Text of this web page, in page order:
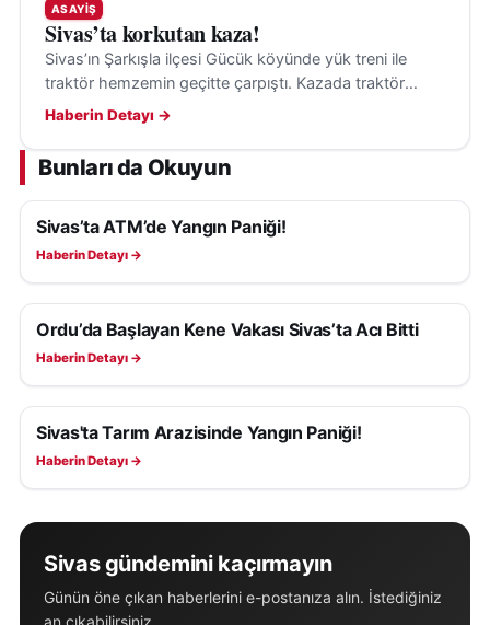
ASAYIŞ
Sivas’ta korkutan kaza!
Sivas’ın Şarkışla ilçesi Gücük köyünde yük treni ile
traktör hemzemin geçitte çarpıştı. Kazada traktör
sürücüsü yaralandı, olayla ilgili inceleme başlatıldı.
Haberin Detayı →
Bunları da Okuyun
ASAYIŞ
Sivas’ta ATM’de Yangın Paniği!
Haberin Detayı →
ASAYIŞ
Ordu’da Başlayan Kene Vakası Sivas’ta Acı Bitti
Haberin Detayı →
ASAYIŞ
Sivas'ta Tarım Arazisinde Yangın Paniği!
Haberin Detayı →
Sivas gündemini kaçırmayın
Günün öne çıkan haberlerini e-postanıza alın. İstediğiniz
an çıkabilirsiniz.